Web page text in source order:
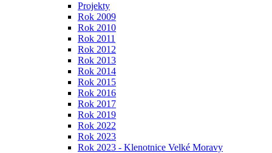
Projekty
Rok 2009
Rok 2010
Rok 2011
Rok 2012
Rok 2013
Rok 2014
Rok 2015
Rok 2016
Rok 2017
Rok 2019
Rok 2022
Rok 2023
Rok 2023 - Klenotnice Velké Moravy